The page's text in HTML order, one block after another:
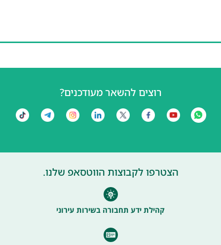
רוצים להשאר מעודכנים?
הצטרפו לקבוצות הווטסאפ שלנו.
קהילת ידע תחבורה בשירות עירוני